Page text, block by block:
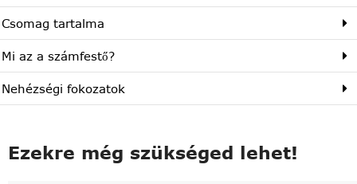
Csomag tartalma
Mi az a számfestő?
Nehézségi fokozatok
Ezekre még szükséged lehet!